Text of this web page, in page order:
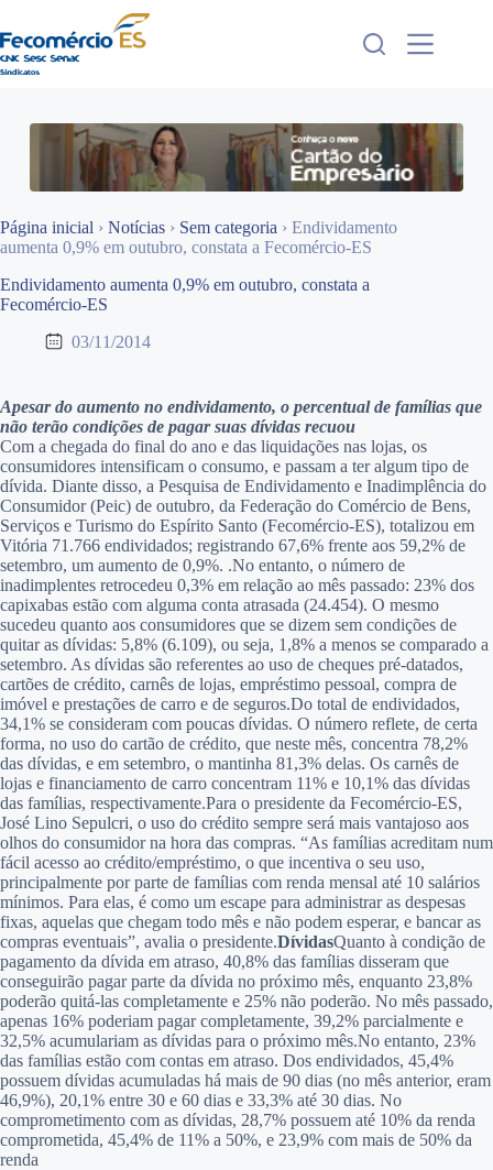
para
o
conteúdo
Página inicial › Notícias › Sem categoria › Endividamento
aumenta 0,9% em outubro, constata a Fecomércio-ES
Endividamento aumenta 0,9% em outubro, constata a
Fecomércio-ES
03/11/2014
Apesar do aumento no endividamento, o percentual de famílias que
não terão condições de pagar suas dívidas recuou
Com a chegada do final do ano e das liquidações nas lojas, os
consumidores intensificam o consumo, e passam a ter algum tipo de
dívida. Diante disso, a Pesquisa de Endividamento e Inadimplência do
Consumidor (Peic) de outubro, da Federação do Comércio de Bens,
Serviços e Turismo do Espírito Santo (Fecomércio-ES), totalizou em
Vitória 71.766 endividados; registrando 67,6% frente aos 59,2% de
setembro, um aumento de 0,9%. .No entanto, o número de
inadimplentes retrocedeu 0,3% em relação ao mês passado: 23% dos
capixabas estão com alguma conta atrasada (24.454). O mesmo
sucedeu quanto aos consumidores que se dizem sem condições de
quitar as dívidas: 5,8% (6.109), ou seja, 1,8% a menos se comparado a
setembro. As dívidas são referentes ao uso de cheques pré-datados,
cartões de crédito, carnês de lojas, empréstimo pessoal, compra de
imóvel e prestações de carro e de seguros.Do total de endividados,
34,1% se consideram com poucas dívidas. O número reflete, de certa
forma, no uso do cartão de crédito, que neste mês, concentra 78,2%
das dívidas, e em setembro, o mantinha 81,3% delas. Os carnês de
lojas e financiamento de carro concentram 11% e 10,1% das dívidas
das famílias, respectivamente.Para o presidente da Fecomércio-ES,
José Lino Sepulcri, o uso do crédito sempre será mais vantajoso aos
olhos do consumidor na hora das compras. “As famílias acreditam num
fácil acesso ao crédito/empréstimo, o que incentiva o seu uso,
principalmente por parte de famílias com renda mensal até 10 salários
mínimos. Para elas, é como um escape para administrar as despesas
fixas, aquelas que chegam todo mês e não podem esperar, e bancar as
compras eventuais”, avalia o presidente.DívidasQuanto à condição de
pagamento da dívida em atraso, 40,8% das famílias disseram que
conseguirão pagar parte da dívida no próximo mês, enquanto 23,8%
poderão quitá-las completamente e 25% não poderão. No mês passado,
apenas 16% poderiam pagar completamente, 39,2% parcialmente e
32,5% acumulariam as dívidas para o próximo mês.No entanto, 23%
das famílias estão com contas em atraso. Dos endividados, 45,4%
possuem dívidas acumuladas há mais de 90 dias (no mês anterior, eram
46,9%), 20,1% entre 30 e 60 dias e 33,3% até 30 dias. No
comprometimento com as dívidas, 28,7% possuem até 10% da renda
comprometida, 45,4% de 11% a 50%, e 23,9% com mais de 50% da
renda